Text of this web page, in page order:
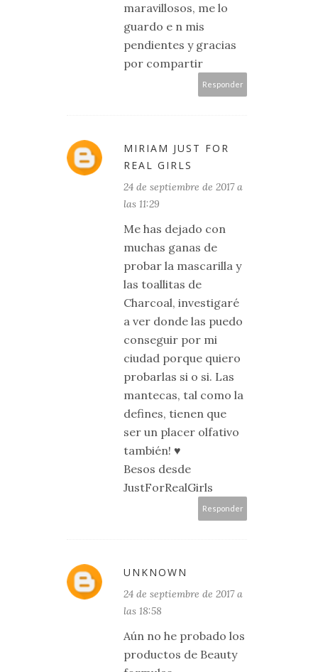
maravillosos, me lo
guardo e n mis
pendientes y gracias
por compartir
Responder
MIRIAM JUST FOR
REAL GIRLS
24 de septiembre de 2017 a
las 11:29
Me has dejado con
muchas ganas de
probar la mascarilla y
las toallitas de
Charcoal, investigaré
a ver donde las puedo
conseguir por mi
ciudad porque quiero
probarlas si o si. Las
mantecas, tal como la
defines, tienen que
ser un placer olfativo
también! ♥
Besos desde
JustForRealGirls
Responder
UNKNOWN
24 de septiembre de 2017 a
las 18:58
Aún no he probado los
productos de Beauty